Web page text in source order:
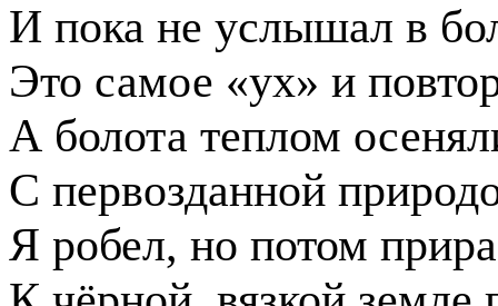
И пока не услышал в
Это самое «ух» и
А болота теплом
С первозданной
Я робел, но потом